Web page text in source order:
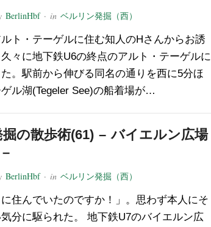
BerlinHbf· in ベルリン発掘（西）
ト・テーゲルに住む知人のHさんからお誘
々に地下鉄U6の終点のアルト・テーゲルに
。駅前から伸びる同名の通りを西に5分ほ
ル湖(Tegeler See)の船着場が…
の散歩術(61) – バイエルン広場
BerlinHbf· in ベルリン発掘（西）
に住んでいたのですか！」。思わず本人にそ
分に駆られた。 地下鉄U7のバイエルン広